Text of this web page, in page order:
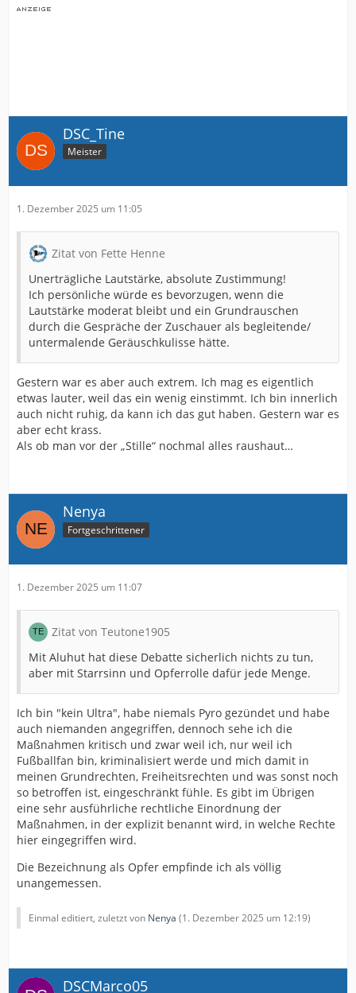
DSC_Tine
Meister
1. Dezember 2025 um 11:05
Zitat von Fette Henne
Unerträgliche Lautstärke, absolute Zustimmung!
Ich persönliche würde es bevorzugen, wenn die
Lautstärke moderat bleibt und ein Grundrauschen
durch die Gespräche der Zuschauer als begleitende/
untermalende Geräuschkulisse hätte.
Gestern war es aber auch extrem. Ich mag es eigentlich
etwas lauter, weil das ein wenig einstimmt. Ich bin innerlich
auch nicht ruhig, da kann ich das gut haben. Gestern war es
aber echt krass.
Als ob man vor der „Stille“ nochmal alles raushaut…
Nenya
Fortgeschrittener
1. Dezember 2025 um 11:07
Zitat von Teutone1905
Mit Aluhut hat diese Debatte sicherlich nichts zu tun,
aber mit Starrsinn und Opferrolle dafür jede Menge.
Ich bin "kein Ultra", habe niemals Pyro gezündet und habe
auch niemanden angegriffen, dennoch sehe ich die
Maßnahmen kritisch und zwar weil ich, nur weil ich
Fußballfan bin, kriminalisiert werde und mich damit in
meinen Grundrechten, Freiheitsrechten und was sonst noch
so betroffen ist, eingeschränkt fühle. Es gibt im Übrigen
eine sehr ausführliche rechtliche Einordnung der
Maßnahmen, in der explizit benannt wird, in welche Rechte
hier eingegriffen wird.
Die Bezeichnung als Opfer empfinde ich als völlig
unangemessen.
Einmal editiert, zuletzt von Nenya (1. Dezember 2025 um 12:19)
DSCMarco05